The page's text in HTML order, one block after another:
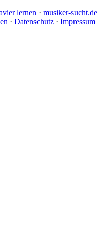
lernen · musiker-sucht.de
· Datenschutz · Impressum